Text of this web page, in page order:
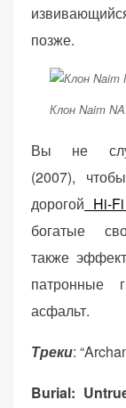
позже.
Клон Naim
Вы не
(2007),
дорогой Hi-
богатые
также
патронные
асфальт.
Треки:
Burial: